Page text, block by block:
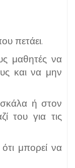
πετάει.
μαθητές να
και να μην
ή στον
του για τις
μπορεί να